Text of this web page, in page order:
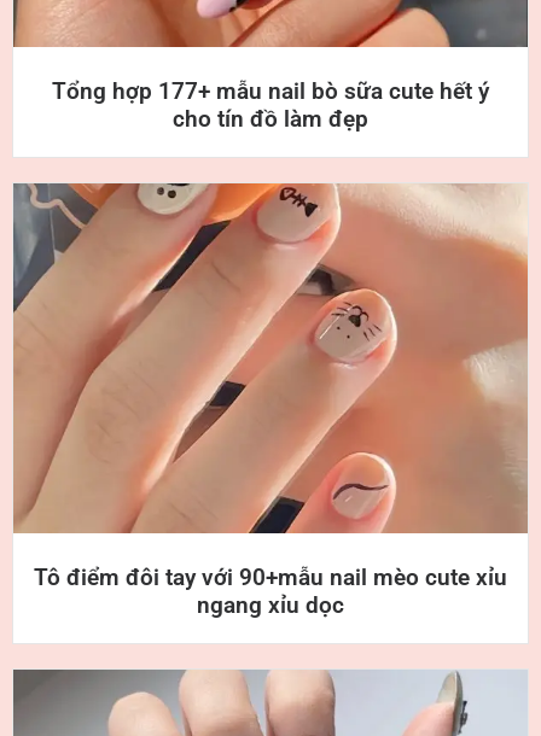
Tổng hợp 177+ mẫu nail bò sữa cute hết ý
cho tín đồ làm đẹp
Tô điểm đôi tay với 90+mẫu nail mèo cute xỉu
ngang xỉu dọc